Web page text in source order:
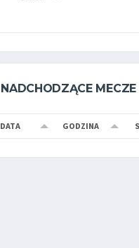
NADCHODZĄCE MECZE
DATA GODZINA